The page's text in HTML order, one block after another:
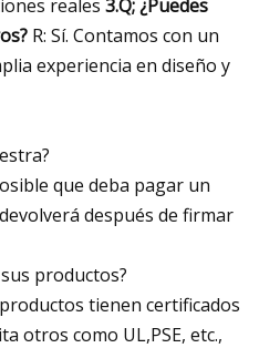
reales 3.Q; ¿Puedes
R: Sí. Contamos con un
experiencia en diseño y
que deba pagar un
después de firmar
productos?
tienen certificados
otros como UL,PSE, etc.,